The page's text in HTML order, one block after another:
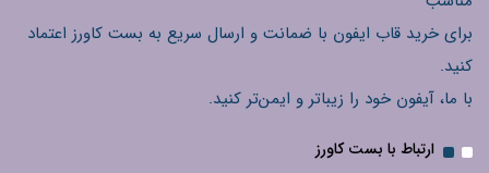
برای خرید قاب ایفون با ضمانت و ارسال سریع به بست کاورز اعتماد
کنید.
با ما، آیفون خود را زیباتر و ایمن‌تر کنید.
ارتباط با بست کاورز